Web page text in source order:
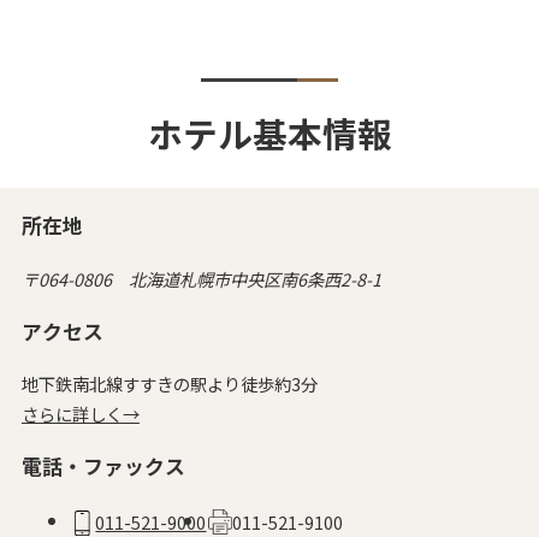
ホテル基本情報
所在地
〒064-0806 北海道札幌市中央区南6条西2-8-1
アクセス
地下鉄南北線すすきの駅より徒歩約3分
さらに詳しく→
電話・ファックス
011-521-9000 011-521-9100